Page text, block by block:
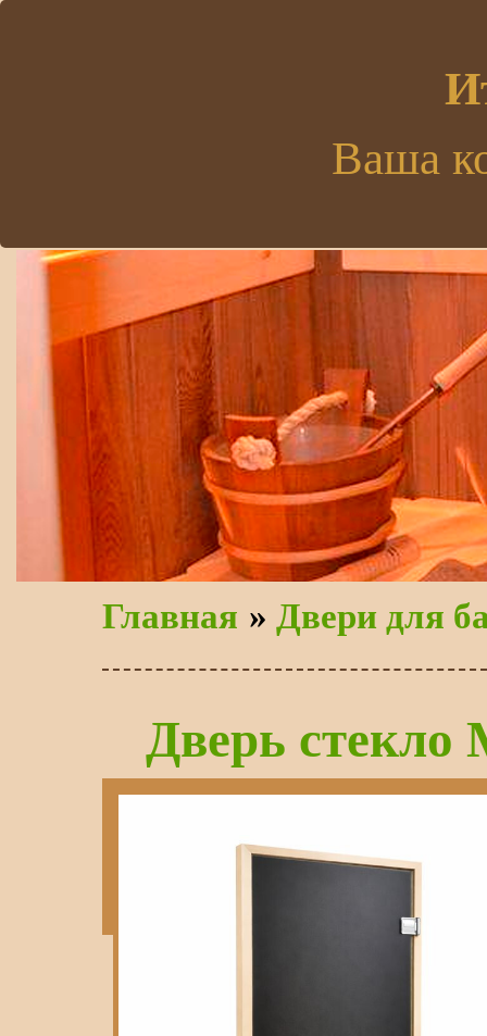
Главная »Двери для
Дверь стекло
Ваша